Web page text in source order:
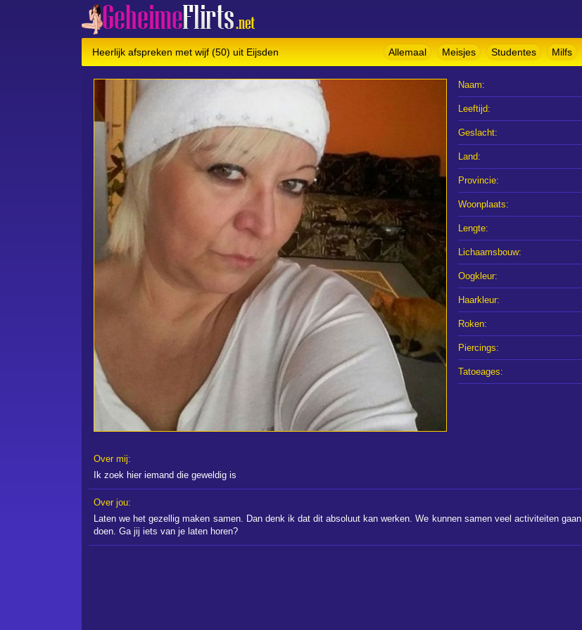
Heerlijk afspreken met wijf (50) uit Eijsden Allemaal Meisjes Studentes Milfs
Naam:
Leeftijd:
Geslacht:
Land:
Provincie:
Woonplaats:
Lengte:
Lichaamsbouw:
Oogkleur:
Haarkleur:
Roken:
Piercings:
Tatoeages:
Over mij:
Ik zoek hier iemand die geweldig is
Over jou:
Laten we het gezellig maken samen. Dan denk ik dat dit absoluut kan werken. We kunnen samen veel activiteiten gaan
doen. Ga jij iets van je laten horen?